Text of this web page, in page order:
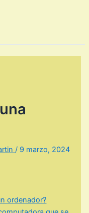
/ 9 marzo, 2024
ordenador?